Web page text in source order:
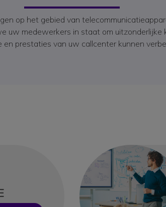
op het gebied van
uw medewerkers in staat om
en prestaties van uw callcenter kunnen